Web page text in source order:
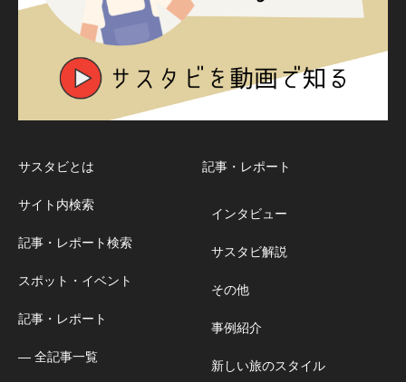
サスタビとは
サイト内検索
記事・レポート検索
スポット・イベント
記事・レポート
― 全記事一覧
記事・レポート
インタビュー
サスタビ解説
その他
事例紹介
新しい旅のスタイル